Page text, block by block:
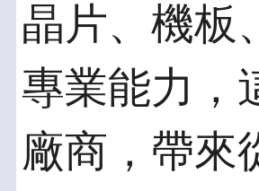
晶片、機板
專業能力，
廠商，帶來